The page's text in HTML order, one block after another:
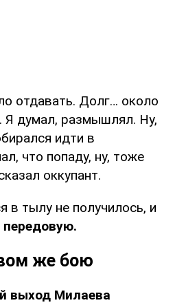
отдавать. Долг… около
Я думал, размышлял. Ну,
идти в
что попаду, ну, тоже
оккупант.
в тылу не получилось, и
передовую.
же бою
выход Милаева